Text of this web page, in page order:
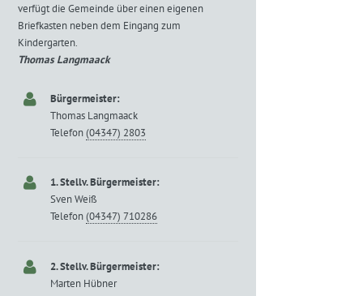
verfügt die Gemeinde über einen eigenen
Briefkasten neben dem Eingang zum
Kindergarten.
Thomas Langmaack
Bürgermeister:
Thomas Langmaack
Telefon(04347) 2803
1. Stellv. Bürgermeister:
Sven Weiß
Telefon(04347) 710286
2. Stellv. Bürgermeister:
Marten Hübner